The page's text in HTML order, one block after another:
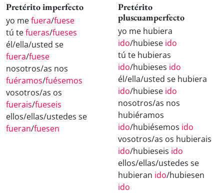
Pretérito imperfecto
yo mefuera/fuese
tú tefueras/fueses
él/ella/usted se
fuera/fuese
nosotros/as nos
fuéramos/fuésemos
vosotros/as os
fuerais/fueseis
ellos/ellas/ustedes se
fueran/fuesen
Pretérito
pluscuamperfecto
yo me hubiera
ido/hubiese ido
tú te hubieras
ido/hubieses ido
él/ella/usted se hubiera
ido/hubiese ido
nosotros/as nos
hubiéramos
ido/hubiésemos ido
vosotros/as os hubierais
ido/hubieseis ido
ellos/ellas/ustedes se
hubieran ido/hubiesen
ido